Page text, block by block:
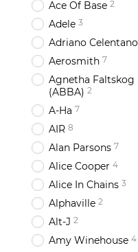
Ace Of Base 2
Adele 3
Adriano Celentano
Aerosmith 7
Agnetha Faltskog
(ABBA) 2
A-Ha 7
AIR 8
Alan Parsons 7
Alice Cooper 4
Alice In Chains 3
Alphaville 2
Alt-J 2
Amy Winehouse 4